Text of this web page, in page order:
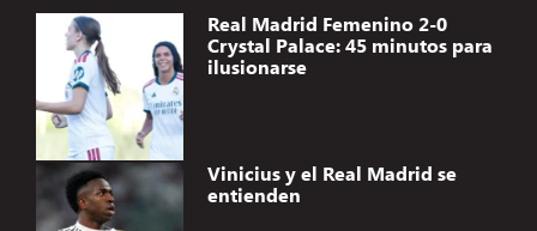
Real Madrid Femenino 2-0
Crystal Palace: 45 minutos para
ilusionarse
Vinicius y el Real Madrid se
entienden